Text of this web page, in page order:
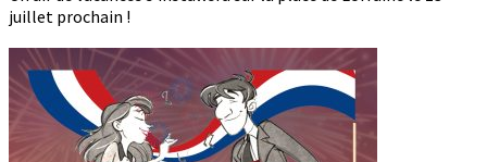
juillet prochain !